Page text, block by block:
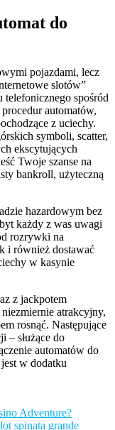
do
pojazdami, lecz
slotów”
telefonicznego spośród
automatów,
z uciechy.
symboli, scatter,
ekscytujących
Twoje szanse na
bankroll, użyteczną
hazardowym bez
każdy z was uwagi
rozrywki na
i również dostawać
w kasynie
z jackpotem
atrakcyjny,
rosnąć. Następujące
– służące do
automatów do
w dodatku
Adventure?
spinata grande